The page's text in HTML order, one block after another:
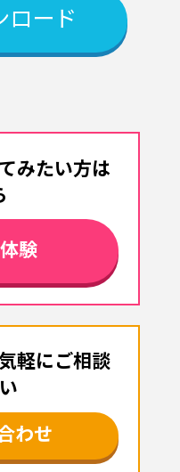
ロード
みたい方は
験
軽にご相談
わせ